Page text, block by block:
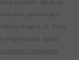
wyrażam zgodę na
promocjach,
Bogacz, ul. Piltza
wycofać zgodę.
danych osobowych.